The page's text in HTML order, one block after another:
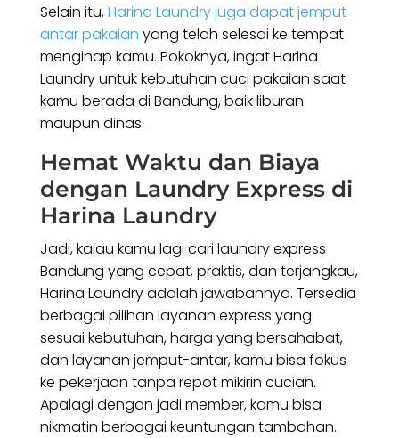
Selain itu,Harina Laundry juga dapat jemput
antar pakaian yang telah selesai ke tempat
menginap kamu. Pokoknya, ingat Harina
Laundry untuk kebutuhan cuci pakaian saat
kamu berada di Bandung, baik liburan
maupun dinas.
Hemat Waktu dan Biaya
dengan Laundry Express di
Harina Laundry
Jadi, kalau kamu lagi cari laundry express
Bandung yang cepat, praktis, dan terjangkau,
Harina Laundry adalah jawabannya. Tersedia
berbagai pilihan layanan express yang
sesuai kebutuhan, harga yang bersahabat,
dan layanan jemput-antar, kamu bisa fokus
ke pekerjaan tanpa repot mikirin cucian.
Apalagi dengan jadi member, kamu bisa
nikmatin berbagai keuntungan tambahan.